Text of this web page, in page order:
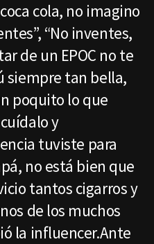
cola, no imagino
“No inventes,
de un EPOC no te
siempre tan bella,
poquito lo que
y
tuviste para
no está bien que
tantos cigarros y
de los muchos
la influencer.Ante